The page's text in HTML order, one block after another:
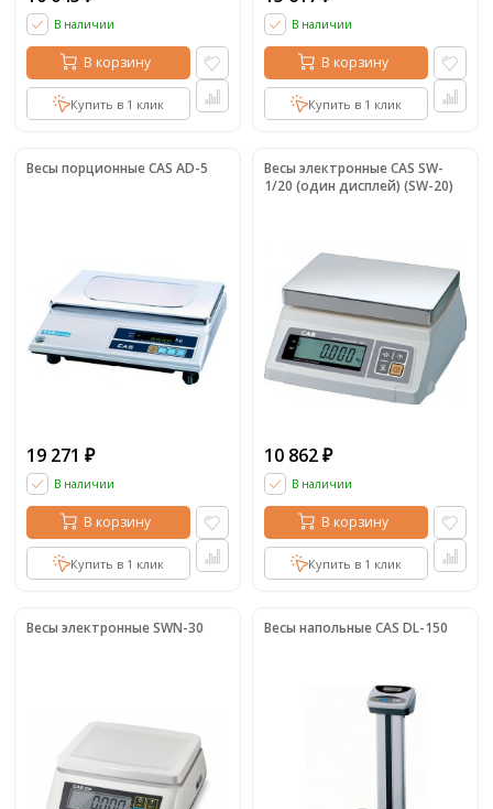
В наличии
В корзину
Купить в 1 клик
В наличии
В корзину
Купить в 1 клик
Весы порционные CAS AD-5
19 271 ₽
В наличии
В корзину
Купить в 1 клик
Весы электронные CAS SW-
1/20 (один дисплей) (SW-20)
10 862 ₽
В наличии
В корзину
Купить в 1 клик
Весы электронные SWN-30 Весы напольные CAS DL-150